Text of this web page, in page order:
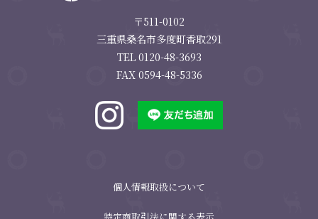
〒511-0102
三重県桑名市多度町香取291
TEL 0120-48-3693
FAX 0594-48-5336
個人情報取扱について